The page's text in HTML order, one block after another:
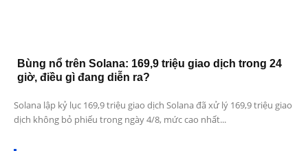
Bùng nổ trên Solana: 169,9 triệu giao dịch trong 24
giờ, điều gì đang diễn ra?
Solana lập kỷ lục 169,9 triệu giao dịch Solana đã xử lý 169,9 triệu giao
dịch không bỏ phiếu trong ngày 4/8, mức cao nhất...